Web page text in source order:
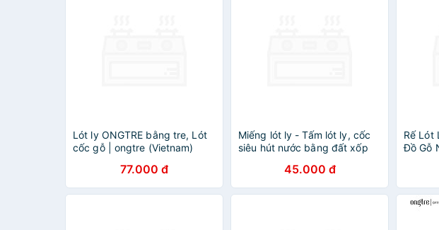
Lót ly ONGTRE bằng tre, Lót
cốc gỗ | ongtre (Vietnam)
77.000 đ
Miếng lót ly - Tấm lót ly, cốc
siêu hút nước bằng đất xốp
dễ thương45.000 đ
Rế Lót
Đồ Gỗ